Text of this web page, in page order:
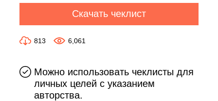
Скачать чеклист
813 6,061
Можно использовать чеклисты для
личных целей с указанием
авторства.